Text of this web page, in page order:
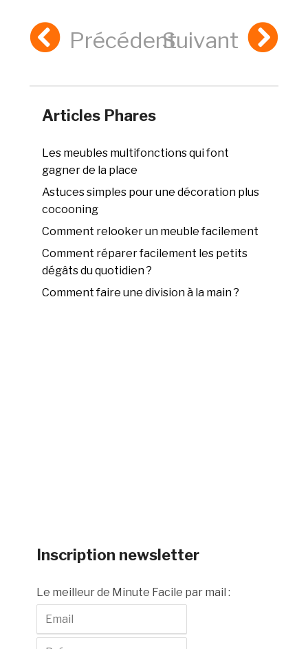
PrécédentSuivant
Articles Phares
Les meubles multifonctions qui font
gagner de la place
Astuces simples pour une décoration plus
cocooning
Comment relooker un meuble facilement
Comment réparer facilement les petits
dégâts du quotidien ?
Comment faire une division à la main ?
Inscription newsletter
Le meilleur de Minute Facile par mail :